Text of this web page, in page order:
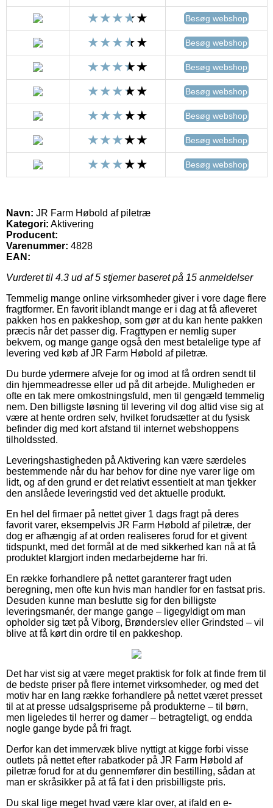
Besøg webshop
Besøg webshop
Besøg webshop
Besøg webshop
Besøg webshop
Besøg webshop
Besøg webshop
Navn: JR Farm Høbold af piletræ
Kategori: Aktivering
Producent:
Varenummer: 4828
EAN:
Vurderet til 4.3 ud af 5 stjerner baseret på 15 anmeldelser
Temmelig mange online virksomheder giver i vore dage flere
fragtformer. En favorit iblandt mange er i dag at få afleveret
pakken hos en pakkeshop, som gør at du kan hente pakken
præcis når det passer dig. Fragttypen er nemlig super
bekvem, og mange gange også den mest betalelige type af
levering ved køb af JR Farm Høbold af piletræ.
Du burde ydermere afveje for og imod at få ordren sendt til
din hjemmeadresse eller ud på dit arbejde. Muligheden er
ofte en tak mere omkostningsfuld, men til gengæld temmelig
nem. Den billigste løsning til levering vil dog altid vise sig at
være at hente ordren selv, hvilket forudsætter at du fysisk
befinder dig med kort afstand til internet webshoppens
tilholdssted.
Leveringshastigheden på Aktivering kan være særdeles
bestemmende når du har behov for dine nye varer lige om
lidt, og af den grund er det relativt essentielt at man tjekker
den anslåede leveringstid ved det aktuelle produkt.
En hel del firmaer på nettet giver 1 dags fragt på deres
favorit varer, eksempelvis JR Farm Høbold af piletræ, der
dog er afhængig af at orden realiseres forud for et givent
tidspunkt, med det formål at de med sikkerhed kan nå at få
produktet klargjort inden medarbejderne har fri.
En række forhandlere på nettet garanterer fragt uden
beregning, men ofte kun hvis man handler for en fastsat pris.
Desuden kunne man beslutte sig for den billigste
leveringsmanér, der mange gange – ligegyldigt om man
opholder sig tæt på Viborg, Brønderslev eller Grindsted – vil
blive at få kørt din ordre til en pakkeshop.
Det har vist sig at være meget praktisk for folk at finde frem til
de bedste priser på flere internet virksomheder, og med det
motiv har en lang række forhandlere på nettet været presset
til at at presse udsalgspriserne på produkterne – til børn,
men ligeledes til herrer og damer – betragteligt, og endda
nogle gange byde på fri fragt.
Derfor kan det immervæk blive nyttigt at kigge forbi visse
outlets på nettet efter rabatkoder på JR Farm Høbold af
piletræ forud for at du gennemfører din bestilling, sådan at
man er skråsikker på at få fat i den prisbilligste pris.
Du skal lige meget hvad være klar over, at ifald en e-